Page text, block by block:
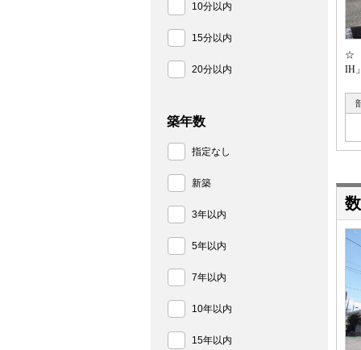
☆
IH
10分以内
15分以内
20分以内
築年数
指定なし
新築
3年以内
5年以内
7年以内
10年以内
15年以内